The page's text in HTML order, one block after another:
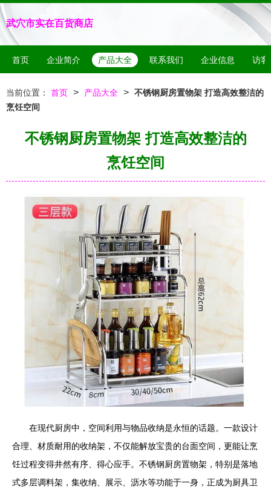
武穴市实在百货商店
首页 企业简介 产品大全 联系我们 企业信息 访客
当前位置： 首页 > 产品大全 > 不锈钢厨房置物架 打造高效整洁的
烹饪空间
不锈钢厨房置物架 打造高效整洁的
烹饪空间
在现代厨房中，空间利用与物品收纳是永恒的话题。一款设计
合理、材质耐用的收纳架，不仅能解放宝贵的台面空间，更能让烹
饪过程变得井然有序、得心应手。不锈钢厨房置物架，特别是落地
式多层调料架，集收纳、展示、沥水等功能于一身，正成为厨具卫